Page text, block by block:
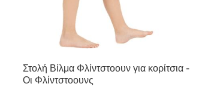
Στολή Βίλμα Φλίντστοουν για κορίτσια -
Οι Φλίντστοουνς